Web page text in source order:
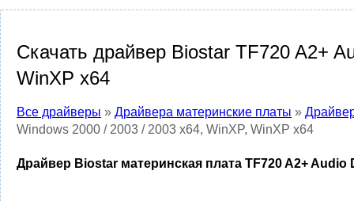
Скачать драйвер Biostar TF720 A2+
WinXP x64
Все драйверы » Драйвера материнские платы »
Windows 2000 / 2003 / 2003 x64, WinXP, WinXP x64
Драйвер Biostar материнская плата TF720 A2+ Audio